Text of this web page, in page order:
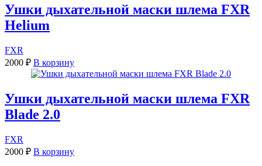
Ушки дыхательной маски шлема FXR
Helium
FXR
2000 ₽ В корзину
Ушки дыхательной маски шлема FXR
Blade 2.0
FXR
2000 ₽ В корзину